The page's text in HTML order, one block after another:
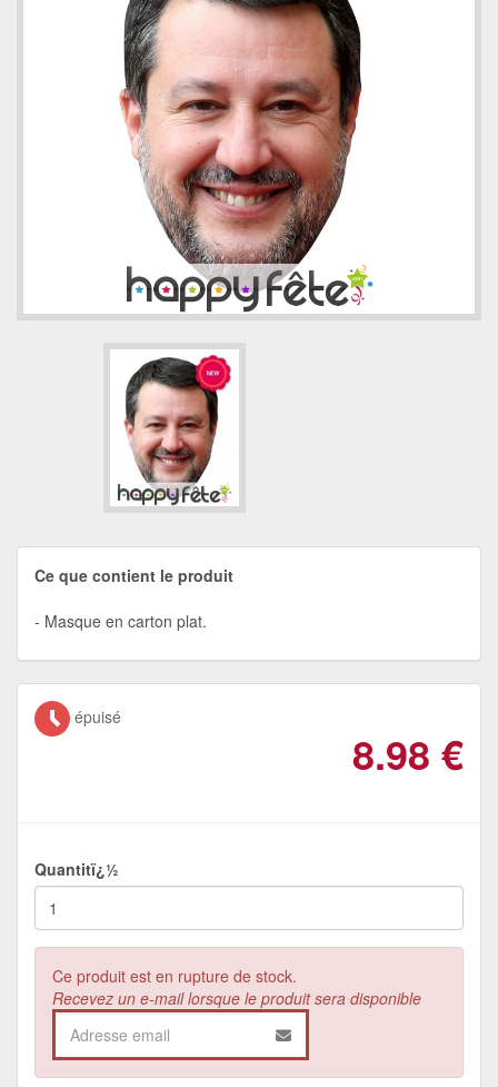
Ce que contient le produit
Masque en carton plat.
épuisé
8.98 €
Quantitï¿½
Ce produit est en rupture de stock.
Recevez un e-mail lorsque le produit sera disponible